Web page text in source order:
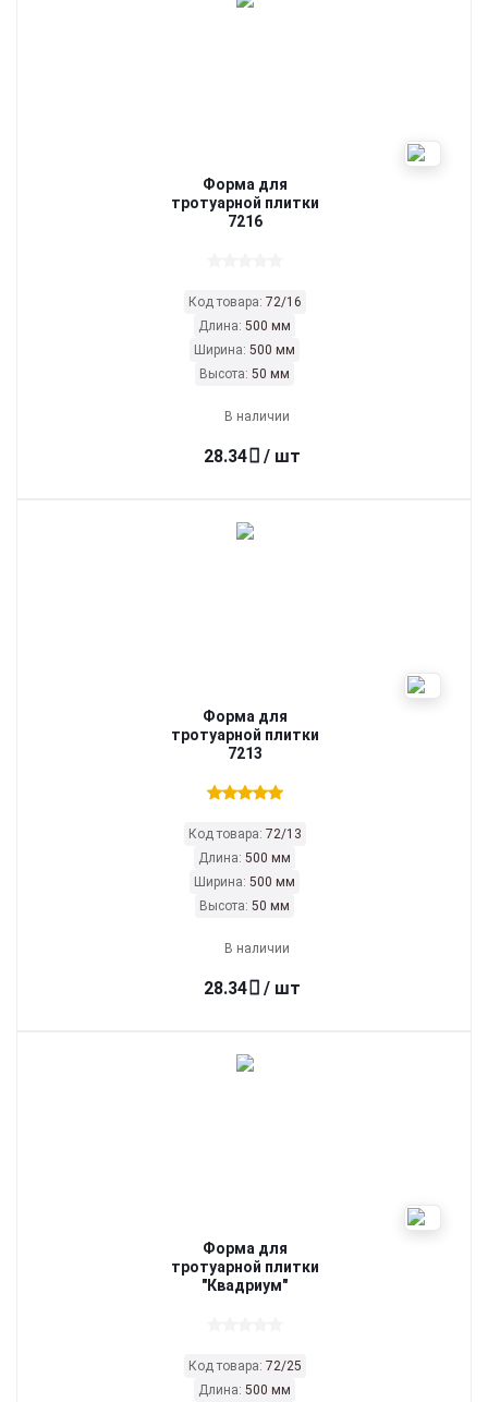
Форма для
тротуарной плитки
7216
Код товара: 72/16
Длина: 500 мм
Ширина: 500 мм
Высота: 50 мм
В наличии
28.34 / шт
Форма для
тротуарной плитки
7213
Код товара: 72/13
Длина: 500 мм
Ширина: 500 мм
Высота: 50 мм
В наличии
28.34 / шт
Форма для
тротуарной плитки
"Квадриум"
Код товара: 72/25
Длина: 500 мм